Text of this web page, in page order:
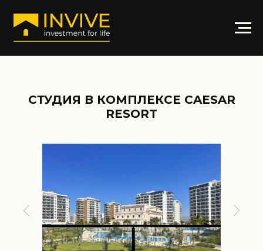
СТУДИЯ В КОМПЛЕКСЕ CAESAR
RESORT
АРТИКУЛ: CR-AMS2717